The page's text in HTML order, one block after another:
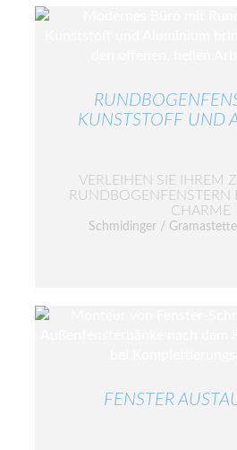
KUNSTSTOFF UND
VERLEIHEN SIE IHREM
RUNDBOGENFENSTERN
CHARME
Schmidinger /
FENSTER